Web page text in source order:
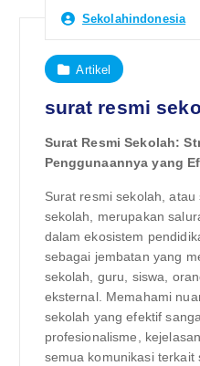
Sekolahindonesia
Artikel
surat resmi
Surat Resmi Sekolah:
Penggunaannya yang
Surat resmi sekolah,
sekolah, merupakan
dalam ekosistem
sebagai jembatan yang
sekolah, guru, siswa,
eksternal. Memahami
sekolah yang efektif
profesionalisme,
semua komunikasi terkait